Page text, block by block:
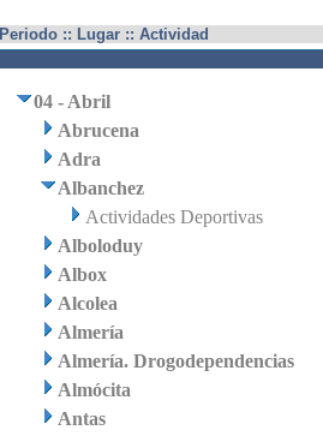
Periodo :: Lugar :: Actividad
04 - Abril
Abrucena
Adra
Albanchez
Actividades Deportivas
Alboloduy
Albox
Alcolea
Almería
Almería. Drogodependencias
Almócita
Antas